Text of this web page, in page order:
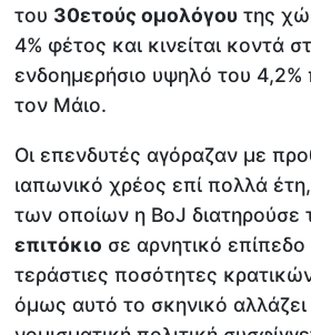
του 30ετούς ομολόγου της
4% φέτος και κινείται κοντά
ενδοημερήσιο υψηλό του
τον Μάιο.
Οι επενδυτές αγόραζαν με
ιαπωνικό χρέος επί πολλά
των οποίων η BoJ διατηρούσε
επιτόκιο σε αρνητικό
τεράστιες ποσότητες
όμως αυτό το σκηνικό